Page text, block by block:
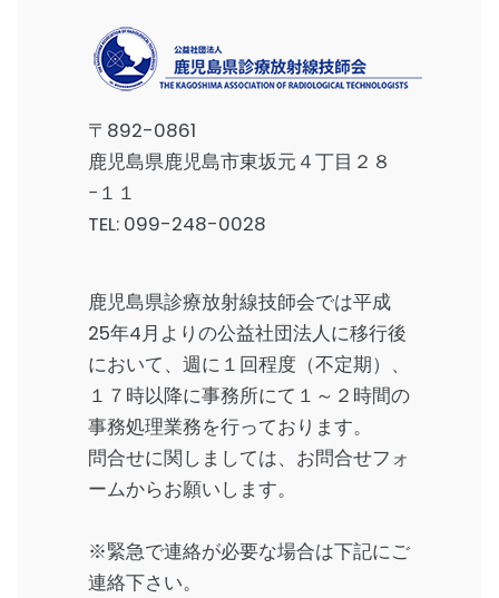
〒892-0861
鹿児島県鹿児島市東坂元４丁目２８
−１１
TEL: 099-248-0028
鹿児島県診療放射線技師会では平成
25年4月よりの公益社団法人に移行後
において、週に１回程度（不定期）、
１７時以降に事務所にて１～２時間の
事務処理業務を行っております。
問合せに関しましては、 お問合せフォ
ームからお願いします。
※緊急で連絡が必要な場合は下記にご
連絡下さい。